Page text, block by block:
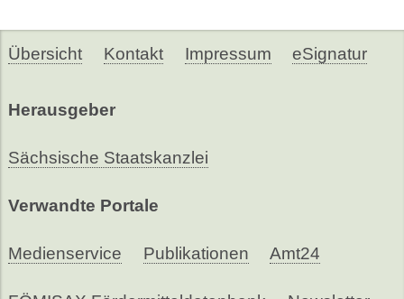
Übersicht Kontakt Impressum eSignatur
Herausgeber
Sächsische Staatskanzlei
Verwandte Portale
Medienservice Publikationen Amt24